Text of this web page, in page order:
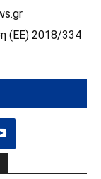
(ΕΕ) 2018/334